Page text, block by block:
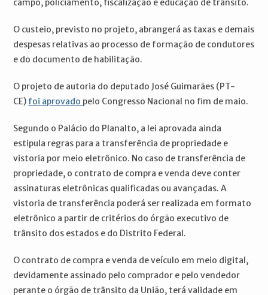
campo, policiamento, fiscalização e educação de trânsito.
O custeio, previsto no projeto, abrangerá as taxas e demais
despesas relativas ao processo de formação de condutores
e do documento de habilitação.
O projeto de autoria do deputado José Guimarães (PT-
CE) foi aprovado pelo Congresso Nacional no fim de maio.
Segundo o Palácio do Planalto, a lei aprovada ainda
estipula regras para a transferência de propriedade e
vistoria por meio eletrônico. No caso de transferência de
propriedade, o contrato de compra e venda deve conter
assinaturas eletrônicas qualificadas ou avançadas. A
vistoria de transferência poderá ser realizada em formato
eletrônico a partir de critérios do órgão executivo de
trânsito dos estados e do Distrito Federal.
O contrato de compra e venda de veículo em meio digital,
devidamente assinado pelo comprador e pelo vendedor
perante o órgão de trânsito da União, terá validade em